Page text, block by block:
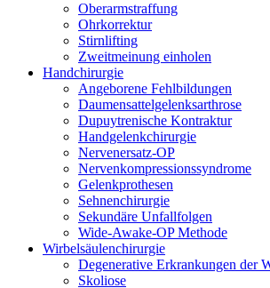
Oberarmstraffung
Ohrkorrektur
Stirnlifting
Zweitmeinung einholen
Handchirurgie
Angeborene Fehlbildungen
Daumensattelgelenksarthrose
Dupuytrenische Kontraktur
Handgelenkchirurgie
Nervenersatz-OP
Nervenkompressionssyndrome
Gelenkprothesen
Sehnenchirurgie
Sekundäre Unfallfolgen
Wide-Awake-OP Methode
Wirbelsäulenchirurgie
Degenerative Erkrankungen der
Skoliose